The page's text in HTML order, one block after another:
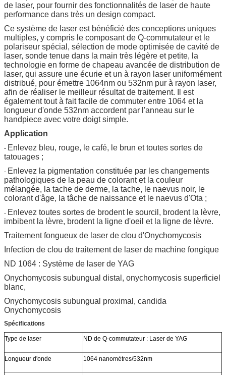
de laser, pour fournir des fonctionnalités de laser de haute
performance dans très un design compact.
Ce système de laser est bénéficié des conceptions uniques
multiples, y compris le composant de Q-commutateur et le
polariseur spécial, sélection de mode optimisée de cavité de
laser, sonde tenue dans la main très légère et petite, la
technologie en forme de chapeau avancée de distribution de
laser, qui assure une écurie et un à rayon laser uniformément
distribué, pour émettre 1064nm ou 532nm pur à rayon laser,
afin de réaliser le meilleur résultat de traitement. Il est
également tout à fait facile de commuter entre 1064 et la
longueur d'onde 532nm accordent par l'anneau sur le
handpiece avec votre doigt simple.
Application
- Enlevez bleu, rouge, le café, le brun et toutes sortes de
tatouages ;
- Enlevez la pigmentation constituée par les changements
pathologiques de la peau de colorant et la couleur
mélangée, la tache de derme, la tache, le naevus noir, le
colorant d'âge, la tâche de naissance et le naevus d'Ota ;
- Enlevez toutes sortes de brodent le sourcil, brodent la lèvre,
imbibent la lèvre, brodent la ligne d'oeil et la ligne de lèvre.
Traitement fongueux de laser de clou d'Onychomycosis
Infection de clou de traitement de laser de machine fongique
ND 1064 : Système de laser de YAG
Onychomycosis subungual distal, onychomycosis superficiel
blanc,
Onychomycosis subungual proximal, candida
Onychomycosis
Spécifications
Type de laser ND de Q-commutateur : Laser de YAG
Longueur d'onde 1064 nanomètres/532nm